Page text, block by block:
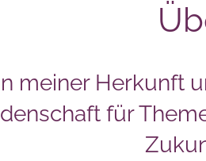
meiner Herkunft
für